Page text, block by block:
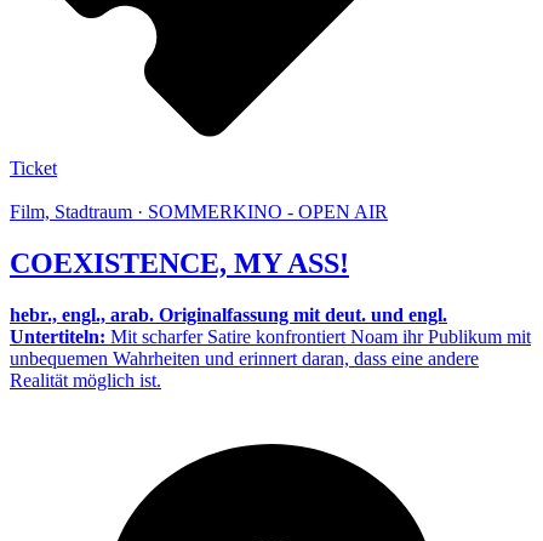
Ticket
Film, Stadtraum · SOMMERKINO - OPEN AIR
COEXISTENCE, MY ASS!
hebr., engl., arab. Originalfassung mit deut. und engl.
Untertiteln: Mit scharfer Satire konfrontiert Noam ihr Publikum mit
unbequemen Wahrheiten und erinnert daran, dass eine andere
Realität möglich ist.